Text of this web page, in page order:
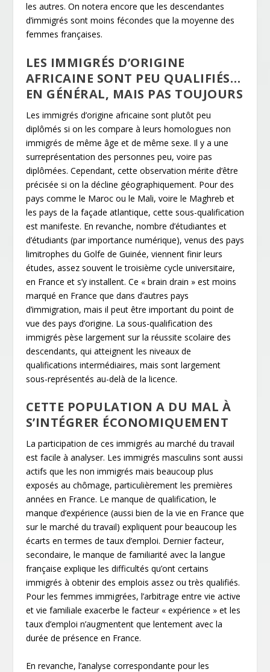
les autres. On notera encore que les descendantes
d’immigrés sont moins fécondes que la moyenne des
femmes françaises.
LES IMMIGRÉS D’ORIGINE
AFRICAINE SONT PEU QUALIFIÉS…
EN GÉNÉRAL, MAIS PAS TOUJOURS
Les immigrés d’origine africaine sont plutôt peu
diplômés si on les compare à leurs homologues non
immigrés de même âge et de même sexe. Il y a une
surreprésentation des personnes peu, voire pas
diplômées. Cependant, cette observation mérite d’être
précisée si on la décline géographiquement. Pour des
pays comme le Maroc ou le Mali, voire le Maghreb et
les pays de la façade atlantique, cette sous-qualification
est manifeste. En revanche, nombre d’étudiantes et
d’étudiants (par importance numérique), venus des pays
limitrophes du Golfe de Guinée, viennent finir leurs
études, assez souvent le troisième cycle universitaire,
en France et s’y installent. Ce « brain drain » est moins
marqué en France que dans d’autres pays
d’immigration, mais il peut être important du point de
vue des pays d’origine. La sous-qualification des
immigrés pèse largement sur la réussite scolaire des
descendants, qui atteignent les niveaux de
qualifications intermédiaires, mais sont largement
sous-représentés au-delà de la licence.
CETTE POPULATION A DU MAL À
S’INTÉGRER ÉCONOMIQUEMENT
La participation de ces immigrés au marché du travail
est facile à analyser. Les immigrés masculins sont aussi
actifs que les non immigrés mais beaucoup plus
exposés au chômage, particulièrement les premières
années en France. Le manque de qualification, le
manque d’expérience (aussi bien de la vie en France que
sur le marché du travail) expliquent pour beaucoup les
écarts en termes de taux d’emploi. Dernier facteur,
secondaire, le manque de familiarité avec la langue
française explique les difficultés qu’ont certains
immigrés à obtenir des emplois assez ou très qualifiés.
Pour les femmes immigrées, l’arbitrage entre vie active
et vie familiale exacerbe le facteur « expérience » et les
taux d’emploi n’augmentent que lentement avec la
durée de présence en France.
En revanche, l’analyse correspondante pour les